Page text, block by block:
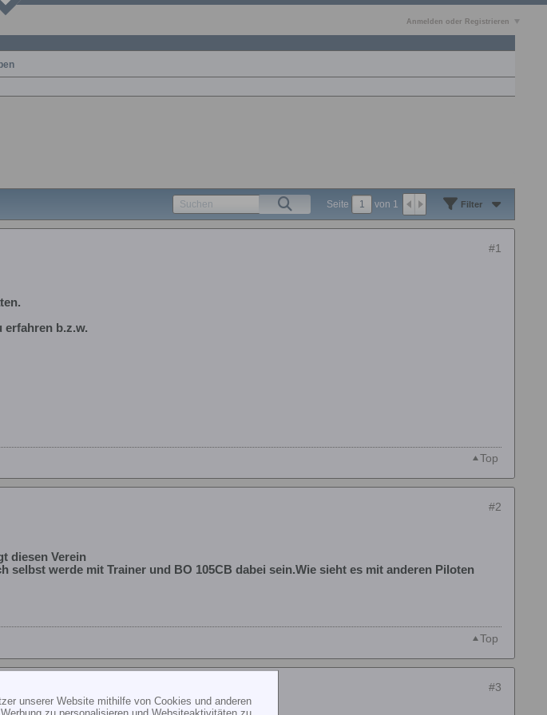
Anmelden oder Registrieren
Seite von 1 Filter
#1
erfahren b.z.w.
Top
#2
diesen Verein
werde mit Trainer und BO 105CB dabei sein.Wie sieht es mit anderen Piloten
Top
#3
unserer Website mithilfe von Cookies und anderen